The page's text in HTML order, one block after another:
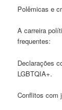
Polêmicas e
A carreira
frequentes:
Declarações
LGBTQIA+.
Conflitos com